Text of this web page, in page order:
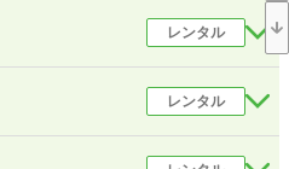
位)
レンタル
レンタル